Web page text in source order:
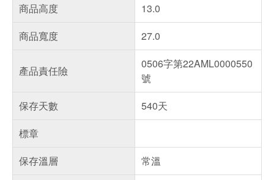
商品高度
13.0
商品寬度
27.0
產品責任險
0506字第22AML0000550
號
保存天數
540天
標章
保存溫層
常溫